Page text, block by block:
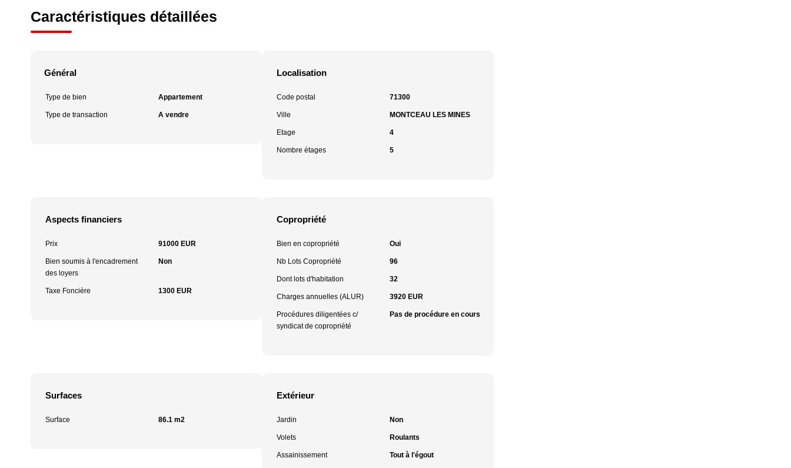
Caractéristiques détaillées
Général
Type de bien Appartement
Type de transaction A vendre
Localisation
Code postal 71300
Ville MONTCEAU LES MINES
Etage 4
Nombre étages 5
Aspects financiers
Prix 91000 EUR
Bien soumis à l'encadrement
des loyers
Non
Taxe Foncière 1300 EUR
Copropriété
Bien en copropriété Oui
Nb Lots Copropriété 96
Dont lots d'habitation 32
Charges annuelles (ALUR) 3920 EUR
Procédures diligentées c/
syndicat de copropriété
Pas de procédure en cours
Surfaces
Surface 86.1 m2
Extérieur
Jardin Non
Volets Roulants
Assainissement Tout à l'égout